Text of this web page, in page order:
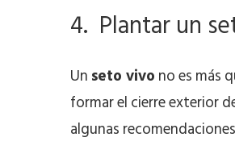
4. Plantar un
Unseto vivono es más
formar el cierre exterior
algunas